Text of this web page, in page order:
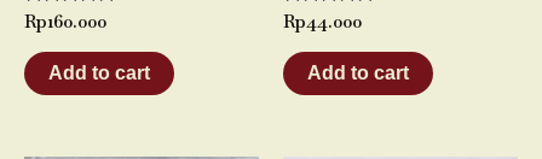
Rated
out
of
5
Rp160.000
Add to cart
Rated
out
of
5
Rp44.000
Add to cart